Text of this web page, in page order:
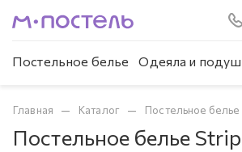
Постельное белье Одеяла и
Главная — Каталог — Постельное белье
Постельное белье